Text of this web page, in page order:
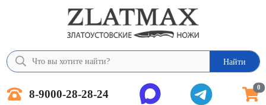
Найти
8-9000-28-28-24 0